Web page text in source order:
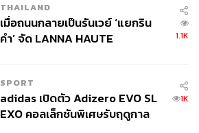
THAILAND
เมื่อถนนกลายเป็นรันเวย์ ‘แยกริน
คำ’ จัด LANNA HAUTE
1.1K
SPORT
adidas เปิดตัว Adizero EVO SL
EXO คอลเล็กชันพิเศษรับฤดูกาล
1K